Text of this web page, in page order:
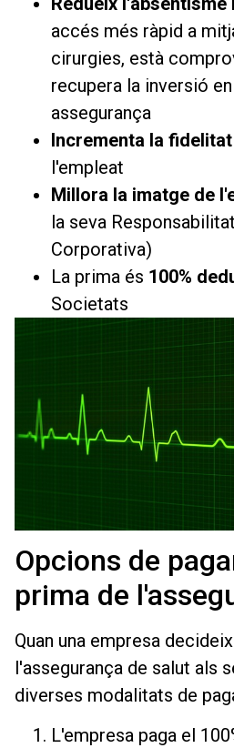
accés més ràpid a
cirurgies, està
recupera la inversió
assegurança
Incrementa la fidelitat
l'empleat
Millora la imatge de
la seva
Corporativa)
La prima és 100%
Societats
Opcions de
prima de
Quan una empresa
l'assegurança de salut als
diverses modalitats de
L'empresa paga el